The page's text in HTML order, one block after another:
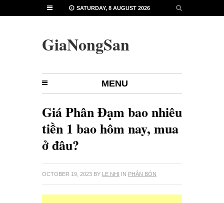
SATURDAY, 8 AUGUST 2026
GiaNongSan
MENU
Giá Phân Đạm bao nhiêu
tiền 1 bao hôm nay, mua
ở đâu?
OCTOBER 19, 2023 BY LE NHI IN PHÂN BÓN